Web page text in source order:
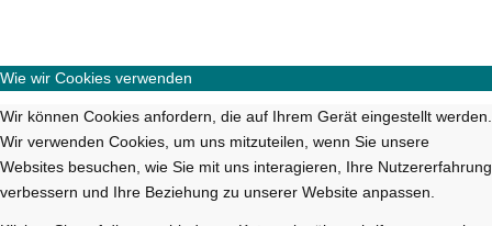
Wie wir Cookies verwenden
Wir können Cookies anfordern, die auf Ihrem Gerät eingestellt werden.
Wir verwenden Cookies, um uns mitzuteilen, wenn Sie unsere
Websites besuchen, wie Sie mit uns interagieren, Ihre Nutzererfahrung
verbessern und Ihre Beziehung zu unserer Website anpassen.